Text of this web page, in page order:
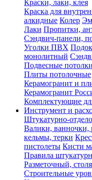
Краски, лаки, клея
Краска для
алкидные Колер
Лаки Пропитки,
Сэндвич-панели,
Уголки ПВХ
монолитный
Подвесные потолки
Плиты потолочные
Керамогранит и
Керамогранит
Комплектующие
Инструмент и
Штукатурно-
Валики, ванночки,
кельмы, терки
пистолеты Кисти
Правила
Разметочный,
Строительные